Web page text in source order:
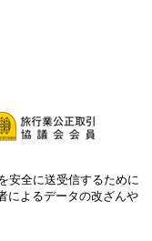
安全に送受信するために
によるデータの改ざんや